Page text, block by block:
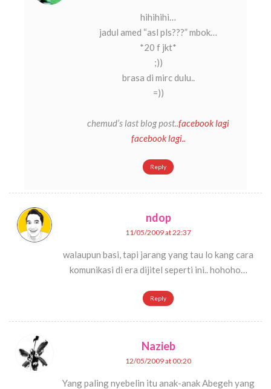
hihihihi…
jadul amed “asl pls???” mbok…
*20 f jkt*
;))
brasa di mirc dulu..
=))
chemud’s last blog post..facebook lagi
facebook lagi..
Reply
ndop
11/05/2009 at 22:37
walaupun basi, tapi jarang yang tau lo kang cara
komunikasi di era dijitel seperti ini.. hohoho…
Reply
Nazieb
12/05/2009 at 00:20
Yang paling nyebelin itu anak-anak Abegeh yang